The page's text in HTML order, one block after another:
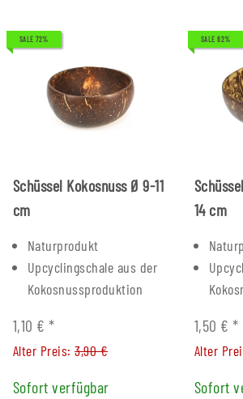
SALE 72%
Schüssel Kokosnuss Ø 9-11
cm
Naturprodukt
Upcyclingschale aus der
Kokosnussproduktion
1,10 €*
Alter Preis:3,90 €
Sofort verfügbar
SALE 62%
14 cm
1,50 €*
Alter
Sofort